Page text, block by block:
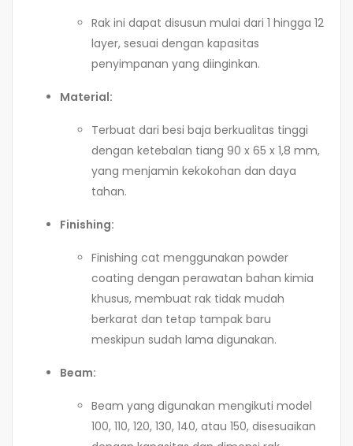
Rak ini dapat disusun mulai dari 1 hingga 12
layer, sesuai dengan kapasitas
penyimpanan yang diinginkan.
Material:
Terbuat dari besi baja berkualitas tinggi
dengan ketebalan tiang 90 x 65 x 1,8 mm,
yang menjamin kekokohan dan daya
tahan.
Finishing:
Finishing cat menggunakan powder
coating dengan perawatan bahan kimia
khusus, membuat rak tidak mudah
berkarat dan tetap tampak baru
meskipun sudah lama digunakan.
Beam:
Beam yang digunakan mengikuti model
100, 110, 120, 130, 140, atau 150, disesuaikan